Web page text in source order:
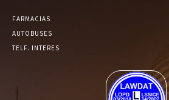
FARMACIAS
AUTOBUSES
TELF. INTERES